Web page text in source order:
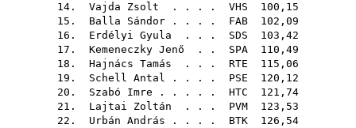
14. Vajda Zsolt . . . . VHS 100,15
15. Balla Sándor . . . . FAB 102,09
16. Erdélyi Gyula . . . SDS 103,42
17. Kemeneczky Jenő . . SPA 110,49
18. Hajnács Tamás . . . RTE 115,06
19. Schell Antal . . . . PSE 120,12
20. Szabó Imre . . . . . HTC 121,74
21. Lajtai Zoltán . . . PVM 123,53
22. Urbán András . . . . BTK 126,54